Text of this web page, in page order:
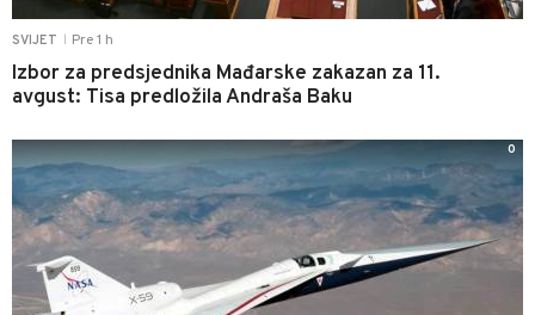
SVIJET Pre 1 h
Izbor za predsjednika Mađarske zakazan za 11.
avgust: Tisa predložila Andraša Baku
0